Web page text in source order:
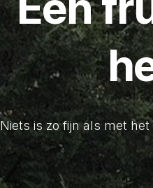
Niets is zo fijn als met